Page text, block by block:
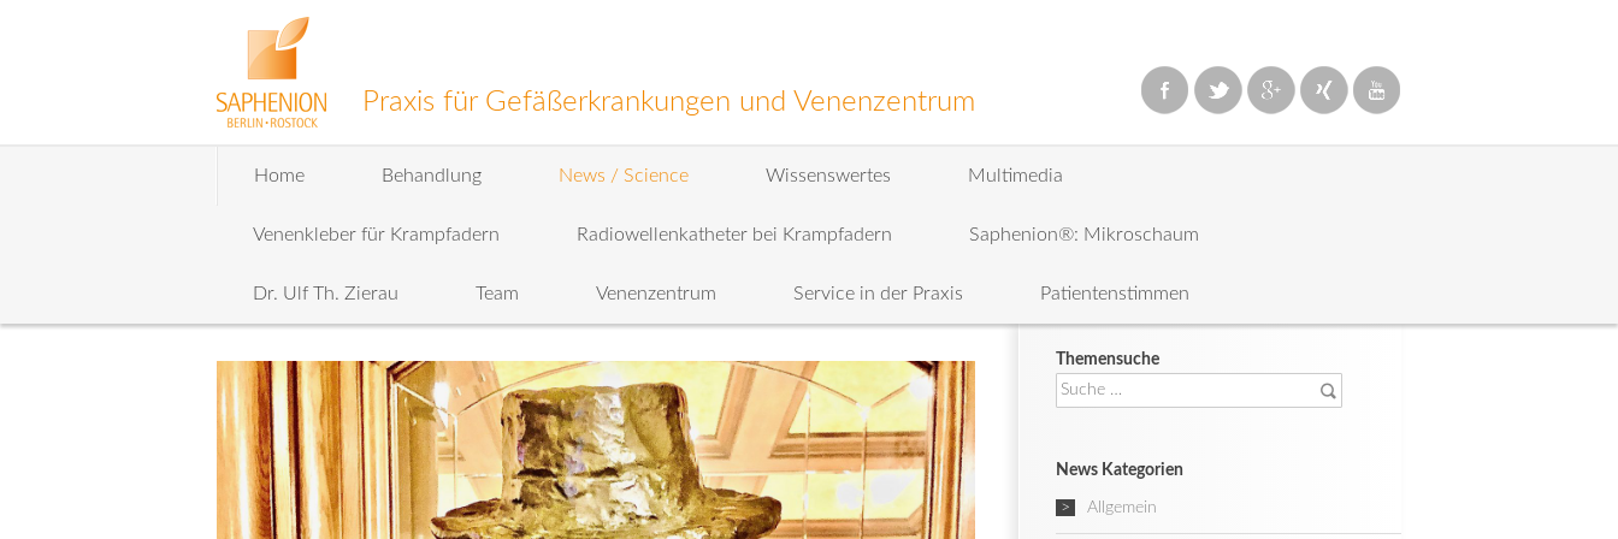
Praxis für Gefäßerkrankungen und Venenzentrum
Home Behandlung News / Science Wissenswertes Multimedia
Venenkleber für Krampfadern Radiowellenkatheter bei Krampfadern Saphenion®: Mikroschaum
Dr. Ulf Th. Zierau Team Venenzentrum Service in der Praxis Patientenstimmen
Themensuche
Suche
nach:
News Kategorien
Allgemein